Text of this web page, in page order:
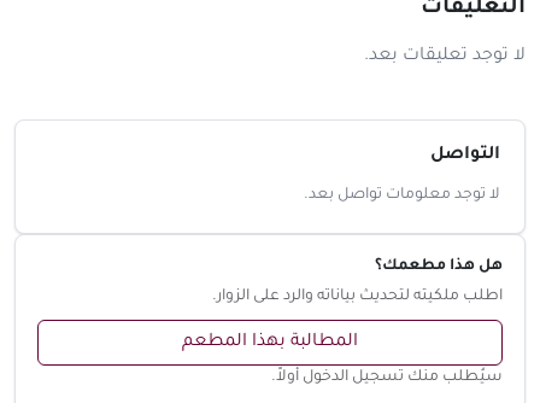
التعليقات
لا توجد تعليقات بعد.
التواصل
لا توجد معلومات تواصل بعد.
هل هذا مطعمك؟
اطلب ملكيته لتحديث بياناته والرد على الزوار.
المطالبة بهذا المطعم
سيُطلب منك تسجيل الدخول أولاً.